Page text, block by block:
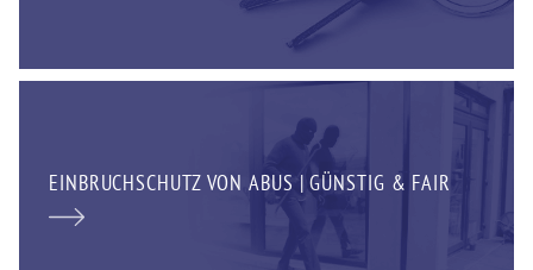
EINBRUCHSCHUTZ VON ABUS | GÜNSTIG & FAIR